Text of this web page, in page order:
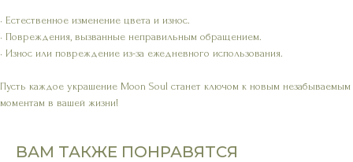
• Естественное изменение цвета и износ.
• Повреждения, вызванные неправильным обращением.
• Износ или повреждение из-за ежедневного использования.
Пусть каждое украшение Moon Soul станет ключом к новым незабываемым
моментам в вашей жизни!
ВАМ ТАКЖЕ ПОНРАВЯТСЯ